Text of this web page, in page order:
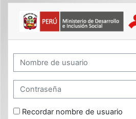
Salta al contenido principal
Capacitacion
Nombre de usuario
Contraseña
Recordar nombre de usuario